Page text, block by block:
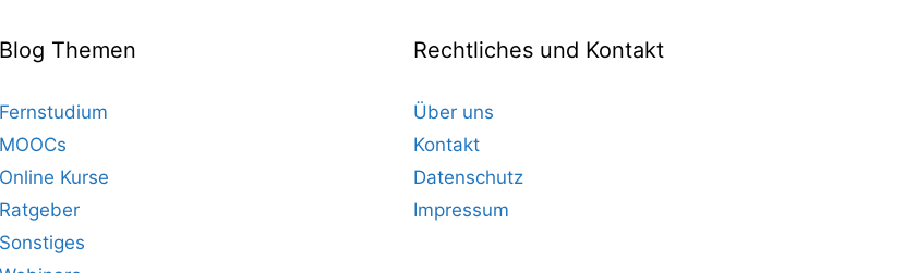
Blog Themen
Fernstudium
MOOCs
Online Kurse
Ratgeber
Sonstiges
Rechtliches und Kontakt
Über uns
Kontakt
Datenschutz
Impressum